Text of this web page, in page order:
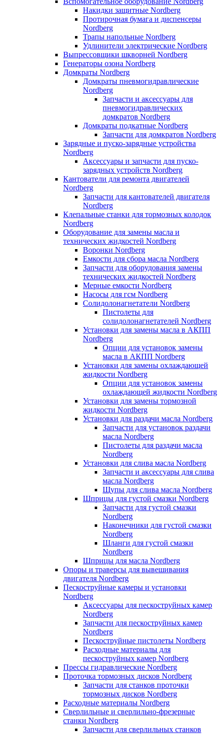
Накидки защитные Nordberg
Протирочная бумага и диспенсеры
Nordberg
Трапы напольные Nordberg
Удлинители электрические Nordberg
Выпрессовщики шкворней Nordberg
Генераторы озона Nordberg
Домкраты Nordberg
Домкраты пневмогидравлические
Nordberg
Запчасти и аксессуары для
пневмогидравлических
домкратов Nordberg
Домкраты подкатные Nordberg
Запчасти для домкратов Nordberg
Зарядные и пуско-зарядные устройства
Nordberg
Аксессуары и запчасти для пуско-
зарядных устройств Nordberg
Кантователи для ремонта двигателей
Nordberg
Запчасти для кантователей двигателя
Nordberg
Клепальные станки для тормозных колодок
Nordberg
Оборудование для замены масла и
технических жидкостей Nordberg
Воронки Nordberg
Емкости для сбора масла Nordberg
Запчасти для оборудования замены
технических жидкостей Nordberg
Мерные емкости Nordberg
Насосы для гсм Nordberg
Солидолонагнетатели Nordberg
Пистолеты для
солидолонагнетателей Nordberg
Установки для замены масла в АКПП
Nordberg
Опции для установок замены
масла в АКПП Nordberg
Установки для замены охлаждающей
жидкости Nordberg
Опции для установок замены
охлаждающей жидкости Nordberg
Установки для замены тормозной
жидкости Nordberg
Установки для раздачи масла Nordberg
Запчасти для установок раздачи
масла Nordberg
Пистолеты для раздачи масла
Nordberg
Установки для слива масла Nordberg
Запчасти и аксессуары для слива
масла Nordberg
Щупы для слива масла Nordberg
Шприцы для густой смазки Nordberg
Запчасти для густой смазки
Nordberg
Наконечники для густой смазки
Nordberg
Шланги для густой смазки
Nordberg
Шприцы для масла Nordberg
Опоры и траверсы для вывешивания
двигателя Nordberg
Пескоструйные камеры и установки
Nordberg
Аксессуары для пескоструйных камер
Nordberg
Запчасти для пескоструйных камер
Nordberg
Пескоструйные пистолеты Nordberg
Расходные материалы для
пескоструйных камер Nordberg
Прессы гидравлические Nordberg
Проточка тормозных дисков Nordberg
Запчасти для станков проточки
тормозных дисков Nordberg
Расходные материалы Nordberg
Сверлильные и сверлильно-фрезерные
станки Nordberg
Запчасти для сверлильных станков